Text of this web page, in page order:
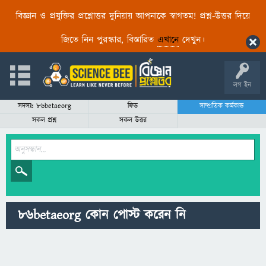
বিজ্ঞান ও প্রযুক্তির প্রশ্নোত্তর দুনিয়ায় আপনাকে স্বাগতম! প্রশ্ন-উত্তর দিয়ে
জিতে নিন পুরস্কার, বিস্তারিত এখানেদেখুন।
লগ ইন
সদস্যঃ 86betaeorg ফিড
সাম্প্রতিক কর্মকান্ড
সকল প্রশ্ন
সকল উত্তর
86betaeorg কোন পোস্ট করেন নি